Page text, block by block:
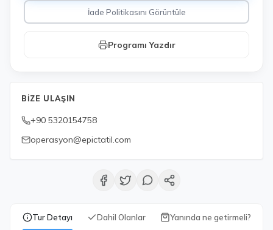
Tur Detayı Dahil Olanlar Yanında ne getirmeli?
İade Politikasını Görüntüle
Programı Yazdır
BIZE ULAŞIN
+90 5320154758
operasyon@epictatil.com